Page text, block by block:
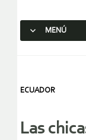
MENÚ
ECUADOR
Las